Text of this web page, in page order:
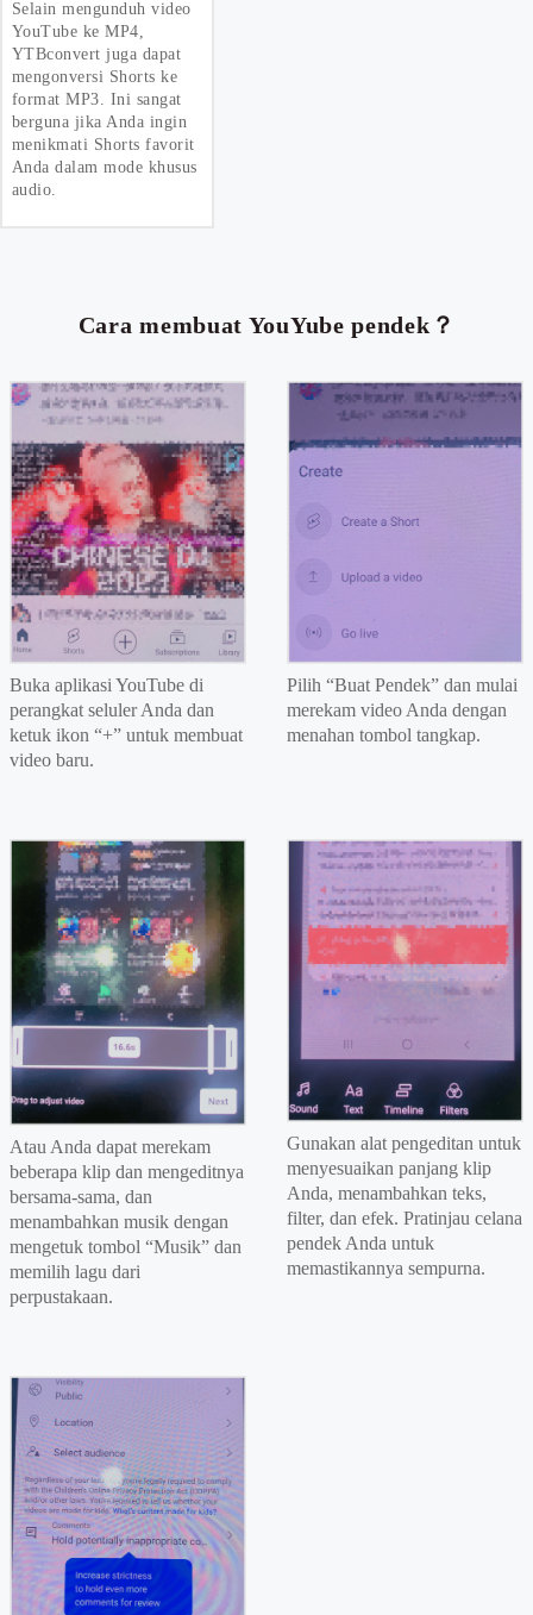
Selain mengunduh video
YouTube ke MP4,
YTBconvert juga dapat
mengonversi Shorts ke
format MP3. Ini sangat
berguna jika Anda ingin
menikmati Shorts favorit
Anda dalam mode khusus
audio.
Cara membuat YouYube pendek？
Buka aplikasi YouTube di
perangkat seluler Anda dan
ketuk ikon “+” untuk membuat
video baru.
Pilih “Buat Pendek” dan mulai
merekam video Anda dengan
menahan tombol tangkap.
Atau Anda dapat merekam
beberapa klip dan mengeditnya
bersama-sama, dan
menambahkan musik dengan
mengetuk tombol “Musik” dan
memilih lagu dari
perpustakaan.
Gunakan alat pengeditan untuk
menyesuaikan panjang klip
Anda, menambahkan teks,
filter, dan efek. Pratinjau celana
pendek Anda untuk
memastikannya sempurna.